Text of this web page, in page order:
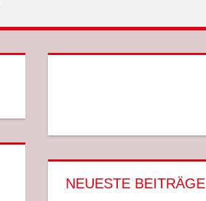
NEUESTE BEITRÄGE